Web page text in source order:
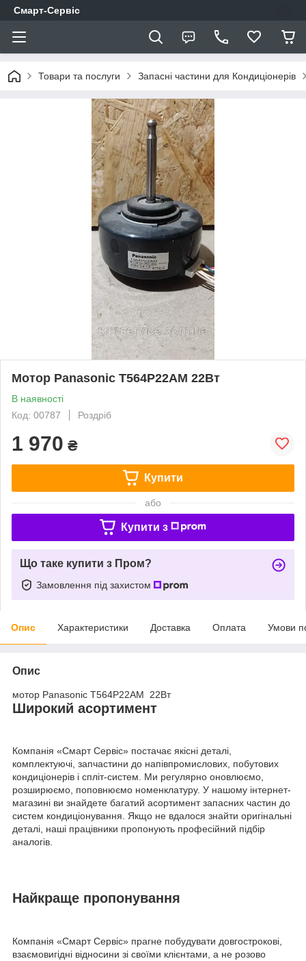
Смарт-Сервіс
Товари та послуги Запасні частини для Кондиціонерів
Мотор Panasonic T564P22AM 22Вт
В наявності
Код: 00787
Роздріб
1 970 ₴
Купити
або
Купити з
Що таке купити з Пром?
Замовлення під захистом
Опис Характеристики Доставка Оплата Умови
Опис
мотор Panasonic T564P22AM 22Вт
Широкий асортимент
Компанія «Смарт Сервіс» постачає якісні деталі,
комплектуючі, запчастини до напівпромислових, побутових
кондиціонерів і спліт-систем. Ми регулярно оновлюємо,
розширюємо, поповнюємо номенклатуру. У нашому інтернет-
магазині ви знайдете багатий асортимент запасних частин до
систем кондиціонування. Якщо не вдалося знайти оригінальні
деталі, наші працівники пропонують професійний підбір
аналогів.
Найкраще пропонування
Компанія «Смарт Сервіс» прагне побудувати довгострокові,
взаємовигідні відносини зі своїми клієнтами, а не розово